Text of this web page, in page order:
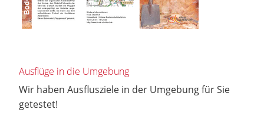
Ausflüge in die Umgebung
Wir haben Ausflusziele in der Umgebung für Sie
getestet!